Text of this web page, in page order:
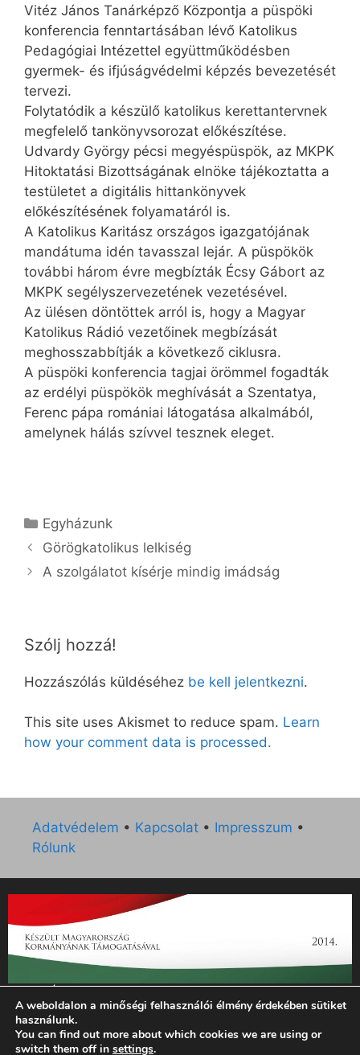
Vitéz János Tanárképző Központja a püspöki
konferencia fenntartásában lévő Katolikus
Pedagógiai Intézettel együttműködésben
gyermek- és ifjúságvédelmi képzés bevezetését
tervezi.
Folytatódik a készülő katolikus kerettantervnek
megfelelő tankönyvsorozat előkészítése.
Udvardy György pécsi megyéspüspök, az MKPK
Hitoktatási Bizottságának elnöke tájékoztatta a
testületet a digitális hittankönyvek
előkészítésének folyamatáról is.
A Katolikus Karitász országos igazgatójának
mandátuma idén tavasszal lejár. A püspökök
további három évre megbízták Écsy Gábort az
MKPK segélyszervezetének vezetésével.
Az ülésen döntöttek arról is, hogy a Magyar
Katolikus Rádió vezetőinek megbízását
meghosszabbítják a következő ciklusra.
A püspöki konferencia tagjai örömmel fogadták
az erdélyi püspökök meghívását a Szentatya,
Ferenc pápa romániai látogatása alkalmából,
amelynek hálás szívvel tesznek eleget.
Kategória
Egyházunk
Görögkatolikus lelkiség
A szolgálatot kísérje mindig imádság
Szólj hozzá!
Hozzászólás küldéséhez be kell jelentkezni.
This site uses Akismet to reduce spam. Learn
how your comment data is processed.
Adatvédelem • Kapcsolat • Impresszum •
Rólunk
„Az Új Ember katolikus hetilap 2014. évi működésének
támogatását az EGYH-KCP-14-P-0121 sz. támogatási
szerződés keretében 3 000 000 Ft összegben támogatta az
Emberi Erőforrások Minisztériuma.”
A weboldalon a minőségi felhasználói élmény érdekében sütiket
használunk.
You can find out more about which cookies we are using or
switch them off in settings.